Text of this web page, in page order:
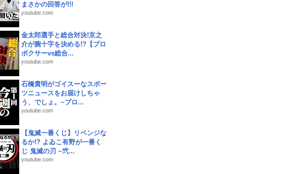
まさかの回答が!!!
youtube.com
金太郎選手と総合対決!京之
介が腕十字を決める!?【プロ
ボクサーvs総合...
youtube.com
石橋貴明がゴイスーなスポー
ツニュースをお届けしちゃ
う、でしょ。~プロ...
youtube.com
【鬼滅一番くじ】リベンジな
るか!? よゐこ有野が一番く
じ 鬼滅の刃 ~弐...
youtube.com